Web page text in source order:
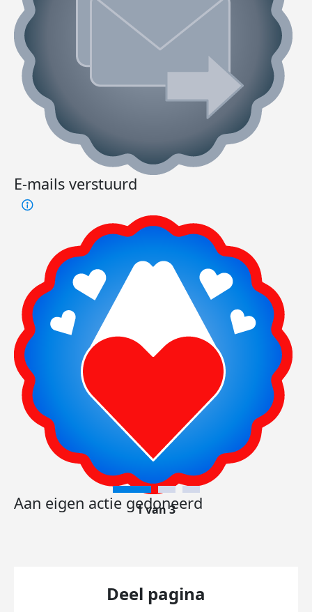
E-mails verstuurd
Aan eigen actie gedoneerd
1 van 3
Deel pagina